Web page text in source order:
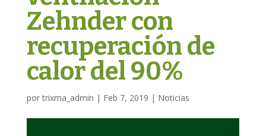
Zehnder con
recuperación de
calor del 90%
portrixma_admin | Feb 7, 2019 | Noticias